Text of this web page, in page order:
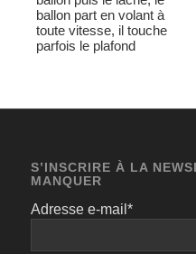
ballon part en volant à
toute vitesse, il touche
parfois le plafond
S’INSCRIRE À LA
MANQUER
Adresse e-mail*